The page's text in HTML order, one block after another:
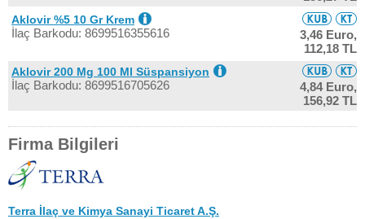
Aklovir %5 10 Gr Krem
İlaç Barkodu: 8699516355616
3,46 Euro,
112,18 TL
Aklovir 200 Mg 100 Ml Süspansiyon
İlaç Barkodu: 8699516705626
4,84 Euro,
156,92 TL
Firma Bilgileri
Terra İlaç ve Kimya Sanayi Ticaret A.Ş.